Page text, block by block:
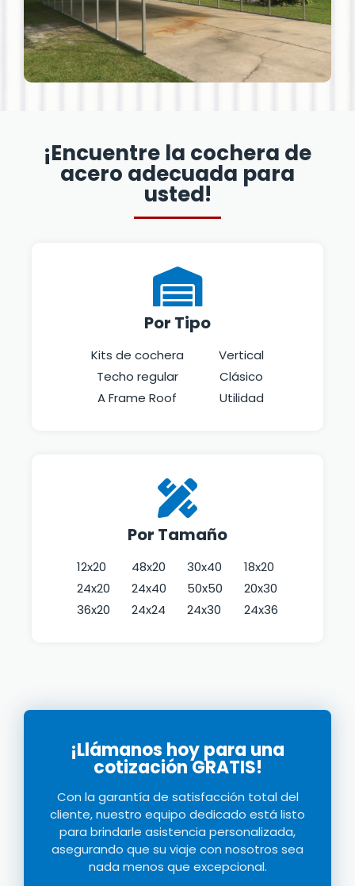
¡Encuentre la cochera de
acero adecuada para
usted!
Por Tipo
Kits de cochera
Techo regular
A Frame Roof
Vertical
Clásico
Utilidad
Por Tamaño
12x20
24x20
36x20
48x20
24x40
24x24
30x40
50x50
24x30
18x20
20x30
24x36
¡Llámanos hoy para una
cotización GRATIS!
Con la garantía de satisfacción total del
cliente, nuestro equipo dedicado está listo
para brindarle asistencia personalizada,
asegurando que su viaje con nosotros sea
nada menos que excepcional.